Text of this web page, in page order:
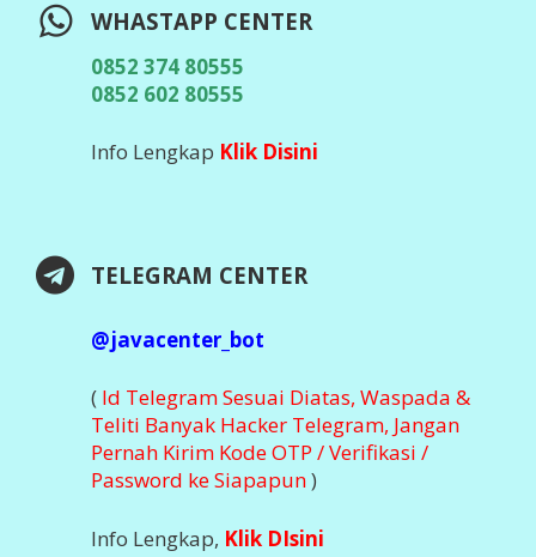
WHASTAPP CENTER
0852 374 80555
0852 602 80555
Info Lengkap Klik Disini
TELEGRAM CENTER
@javacenter_bot
( Id Telegram Sesuai Diatas, Waspada &
Teliti Banyak Hacker Telegram, Jangan
Pernah Kirim Kode OTP / Verifikasi /
Password ke Siapapun)
Info Lengkap, Klik DIsini